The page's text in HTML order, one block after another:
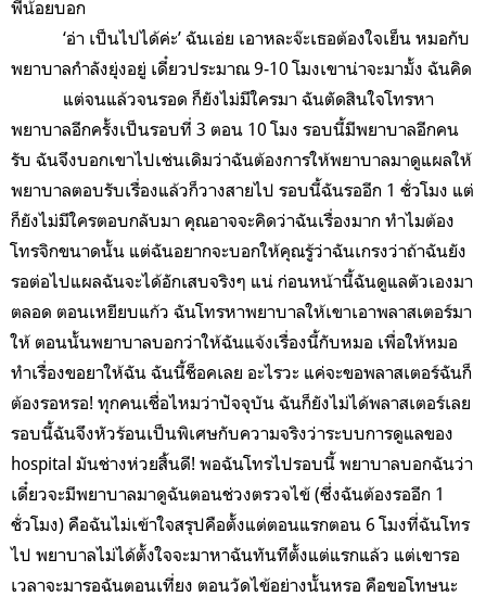
พี่น้อยบอก
‘อ่า เป็นไปได้ค่ะ’ ฉันเอ่ย เอาหละจ๊ะเธอต้องใจเย็น หมอกับ
พยาบาลกำลังยุ่งอยู่ เดี๋ยวประมาณ 9-10 โมงเขาน่าจะมามั้ง ฉันคิด
แต่จนแล้วจนรอด ก็ยังไม่มีใครมา ฉันตัดสินใจโทรหา
พยาบาลอีกครั้งเป็นรอบที่ 3 ตอน 10 โมง รอบนี้มีพยาบาลอีกคน
รับ ฉันจึงบอกเขาไปเช่นเดิมว่าฉันต้องการให้พยาบาลมาดูแผลให้
พยาบาลตอบรับเรื่องแล้วก็วางสายไป รอบนี้ฉันรออีก 1 ชั่วโมง แต่
ก็ยังไม่มีใครตอบกลับมา คุณอาจจะคิดว่าฉันเรื่องมาก ทำไมต้อง
โทรจิกขนาดนั้น แต่ฉันอยากจะบอกให้คุณรู้ว่าฉันเกรงว่าถ้าฉันยัง
รอต่อไปแผลฉันจะได้อักเสบจริงๆ แน่ ก่อนหน้านี้ฉันดูแลตัวเองมา
ตลอด ตอนเหยียบแก้ว ฉันโทรหาพยาบาลให้เขาเอาพลาสเตอร์มา
ให้ ตอนนั้นพยาบาลบอกว่าให้ฉันแจ้งเรื่องนี้กับหมอ เพื่อให้หมอ
ทำเรื่องขอยาให้ฉัน ฉันนี้ช็อคเลย อะไรวะ แค่จะขอพลาสเตอร์ฉันก็
ต้องรอหรอ! ทุกคนเชื่อไหมว่าปัจจุบัน ฉันก็ยังไม่ได้พลาสเตอร์เลย
รอบนี้ฉันจึงหัวร้อนเป็นพิเศษกับความจริงว่าระบบการดูแลของ
hospital มันช่างห่วยสิ้นดี! พอฉันโทรไปรอบนี้ พยาบาลบอกฉันว่า
เดี๋ยวจะมีพยาบาลมาดูฉันตอนช่วงตรวจไข้ (ซึ่งฉันต้องรออีก 1
ชั่วโมง) คือฉันไม่เข้าใจสรุปคือตั้งแต่ตอนแรกตอน 6 โมงที่ฉันโทร
ไป พยาบาลไม่ได้ตั้งใจจะมาหาฉันทันทีตั้งแต่แรกแล้ว แต่เขารอ
เวลาจะมารอฉันตอนเที่ยง ตอนวัดไข้อย่างนั้นหรอ คือขอโทษนะ